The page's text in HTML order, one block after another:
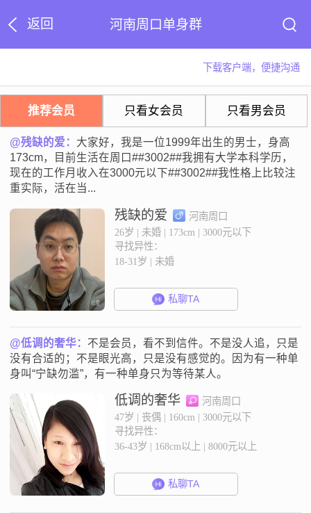
返回 河南周口单身群
下载客户端，便捷沟通
推荐会员 只看女会员 只看男会员
@残缺的爱： 大家好，我是一位1999年出生的男士，身高
173cm，目前生活在周口##3002##我拥有大学本科学历，
现在的工作月收入在3000元以下##3002##我性格上比较注
重实际，活在当...
残缺的爱
河南周口
26岁 | 未婚 | 173cm | 3000元以下
寻找异性：
18-31岁 | 未婚
私聊TA
@低调的奢华： 不是会员，看不到信件。不是没人追，只是
没有合适的；不是眼光高，只是没有感觉的。因为有一种单
身叫“宁缺勿滥”，有一种单身只为等待某人。
低调的奢华
河南周口
47岁 | 丧偶 | 160cm | 3000元以下
寻找异性：
36-43岁 | 168cm以上 | 8000元以上
私聊TA